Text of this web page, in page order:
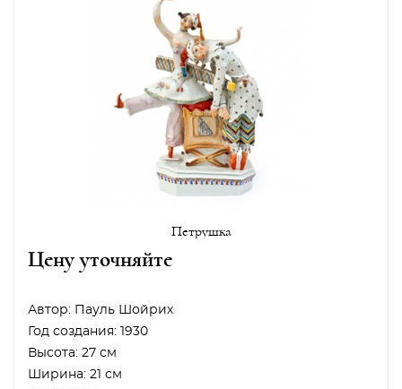
Петрушка
Цену уточняйте
Автор:
Пауль Шойрих
Год создания:
1930
Высота: 27 см
Ширина: 21 см